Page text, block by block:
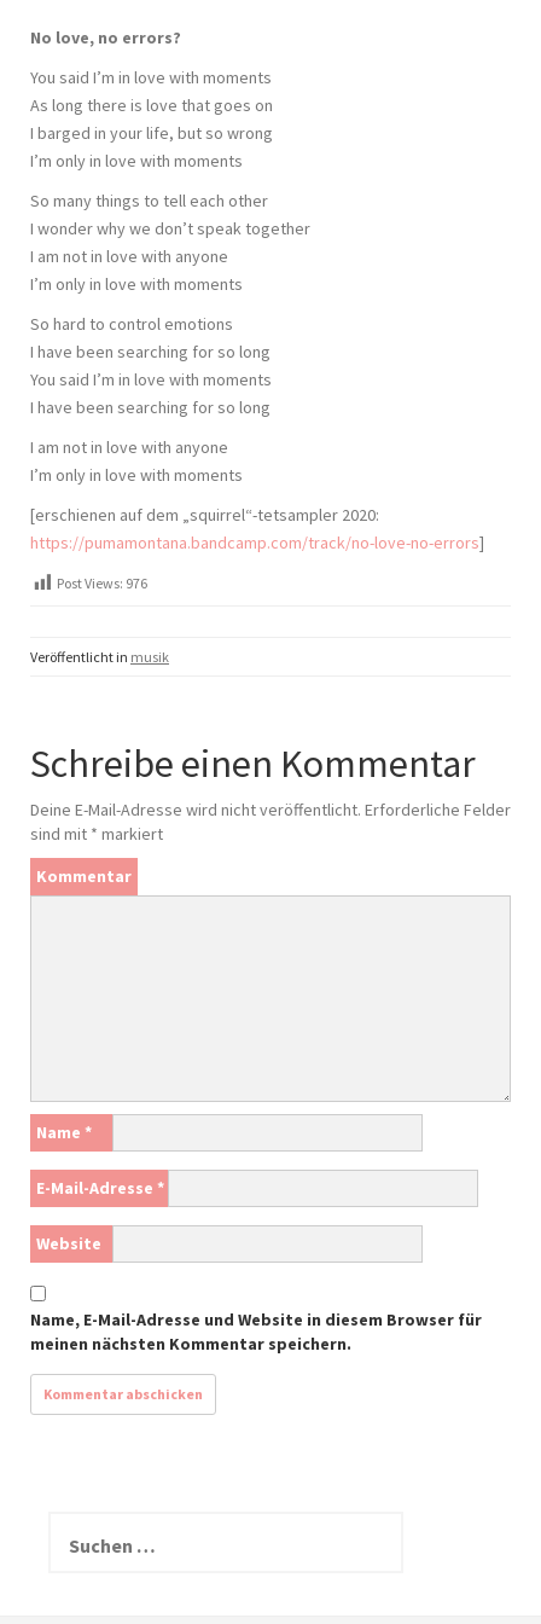
No love, no errors?
You said I’m in love with moments
As long there is love that goes on
I barged in your life, but so wrong
I’m only in love with moments
So many things to tell each other
I wonder why we don’t speak together
I am not in love with anyone
I’m only in love with moments
So hard to control emotions
I have been searching for so long
You said I’m in love with moments
I have been searching for so long
I am not in love with anyone
I’m only in love with moments
[erschienen auf dem „squirrel“-tetsampler 2020:
https://pumamontana.bandcamp.com/track/no-love-no-errors]
Post Views: 976
Veröffentlicht in musik
Schreibe einen Kommentar
Deine E-Mail-Adresse wird nicht veröffentlicht. Erforderliche Felder
sind mit * markiert
Kommentar
Name *
E-Mail-Adresse *
Website
Name, E-Mail-Adresse und Website in diesem Browser für
meinen nächsten Kommentar speichern.